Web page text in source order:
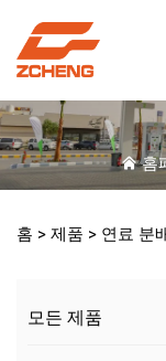
홈
홈 > 제품 > 연료 분
모든 제품